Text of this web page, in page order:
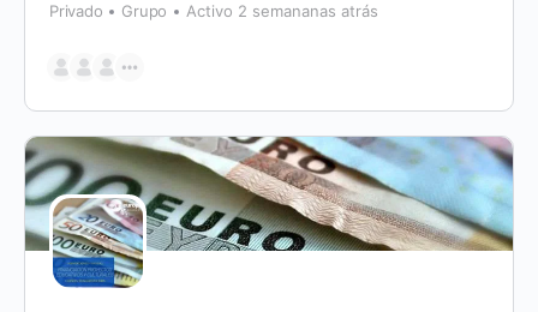
Privado Grupo Activo 2 semananas atrás